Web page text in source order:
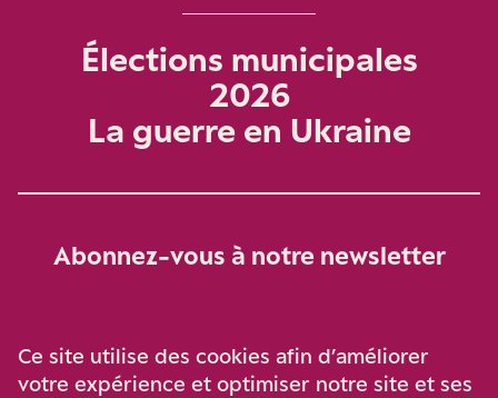
Élections municipales
2026
La guerre en Ukraine
Abonnez-vous à notre newsletter
Ce site utilise des cookies afin d’améliorer
votre expérience et optimiser notre site et ses